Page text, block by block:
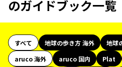
のガイドブック一覧
すべて 地球の歩き方 海外
地球
aruco 海外
aruco 国内 Plat